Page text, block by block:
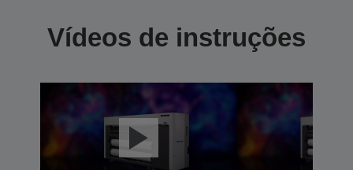
Vídeos de instruções